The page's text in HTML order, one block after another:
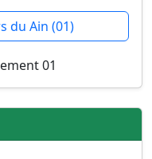
du Ain (01)